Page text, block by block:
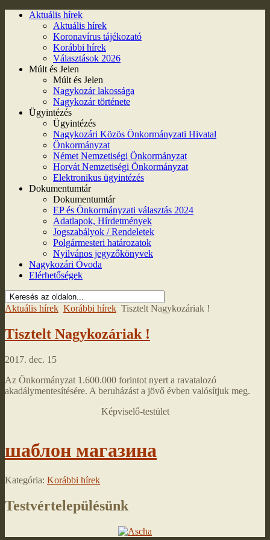
Aktuális hírek
Aktuális hírek
Koronavírus tájékozató
Korábbi hírek
Választások 2026
Múlt és Jelen
Múlt és Jelen
Nagykozár lakossága
Nagykozár története
Ügyintézés
Ügyintézés
Nagykozári Közös Önkormányzati Hivatal
Önkormányzat
Német Nemzetiségi Önkormányzat
Horvát Nemzetiségi Önkormányzat
Elektronikus ügyintézés
Dokumentumtár
Dokumentumtár
EP és Önkormányzati választás 2024
Adatlapok, Hírdetmények
Jogszabályok / Rendeletek
Polgármesteri határozatok
Nyilvános jegyzőkönyvek
Nagykozári Óvoda
Elérhetőségek
Aktuális hírek Korábbi hírek Tisztelt Nagykozáriak !
Tisztelt Nagykozáriak !
2017. dec. 15
Az Önkormányzat 1.600.000 forintot nyert a ravatalozó
akadálymentesítésére. A beruházást a jövő évben valósítjuk meg.
Képviselő-testület
шаблон магазина
Kategória: Korábbi hírek
Testvértelepülésünk